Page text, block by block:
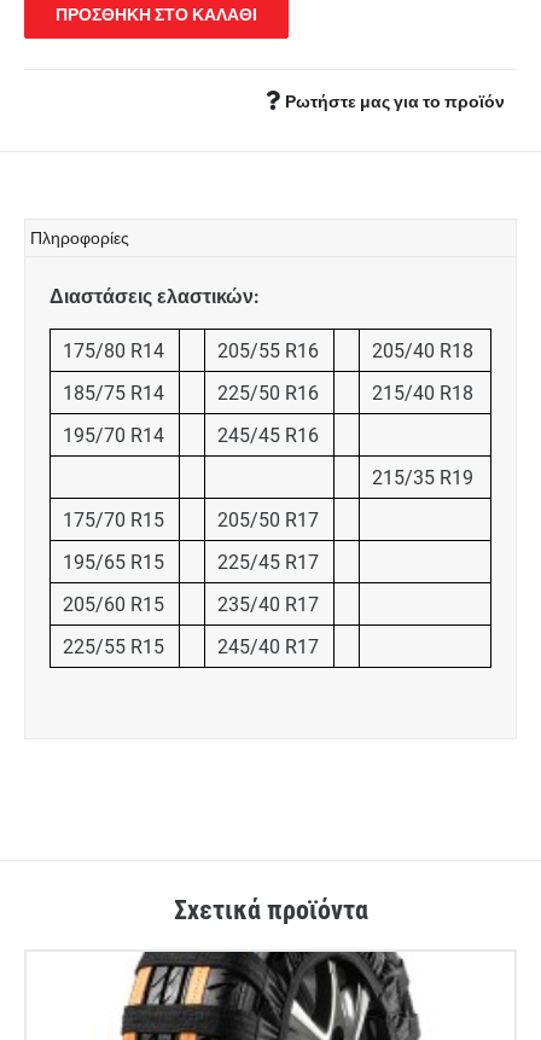
ΠΡΟΣΘΗΚΗ ΣΤΟ ΚΑΛΑΘΙ
Ρωτήστε μας για το προϊόν
Πληροφορίες
Διαστάσεις ελαστικών:
175/80 R14 205/55 R16
205/40 R18
185/75 R14
225/50 R16
215/40 R18
195/70 R14
245/45 R16
215/35 R19
175/70 R15
205/50 R17
195/65 R15
225/45 R17
205/60 R15
235/40 R17
225/55 R15
245/40 R17
Σχετικά προϊόντα